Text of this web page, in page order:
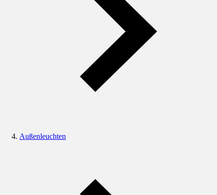
Außenleuchten